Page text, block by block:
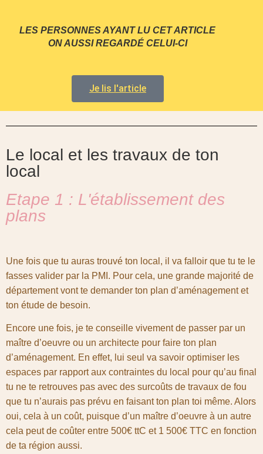
LES PERSONNES AYANT LU CET ARTICLE
ON AUSSI REGARDÉ CELUI-CI
Je lis l'article
Le local et les travaux de ton
local
Etape 1 : L'établissement des
plans
Une fois que tu auras trouvé ton local, il va falloir que tu te le
fasses valider par la PMI. Pour cela, une grande majorité de
département vont te demander ton plan d’aménagement et
ton étude de besoin.
Encore une fois, je te conseille vivement de passer par un
maître d’oeuvre ou un architecte pour faire ton plan
d’aménagement. En effet, lui seul va savoir optimiser les
espaces par rapport aux contraintes du local pour qu’au final
tu ne te retrouves pas avec des surcoûts de travaux de fou
que tu n’aurais pas prévu en faisant ton plan toi même. Alors
oui, cela à un coût, puisque d’un maître d’oeuvre à un autre
cela peut de coûter entre 500€ ttC et 1 500€ TTC en fonction
de ta région aussi.